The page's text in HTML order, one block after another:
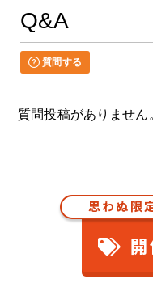
Q&A
質問する
質問投稿がありませ
思わぬ限